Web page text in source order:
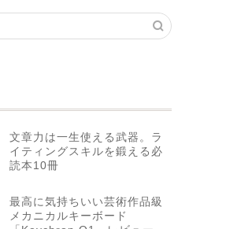
文章力は一生使える武器。ラ
イティングスキルを鍛える必
読本10冊
最高に気持ちいい芸術作品級
メカニカルキーボード